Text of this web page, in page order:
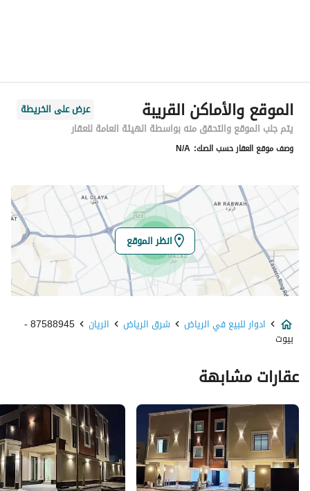
رقم المبنى
8102
الرقم الاضافي
خط العرض
24.71342920855219
خط الطول
46.78534739295726
تفاصيل العقار
نوع الإعلان
للبيع
استخدام العقار
سكني
السعر
المساحة
523.125
عدد الغرف
5
الموقع والأماكن القريبة
عرض على الخريطة
يتم جلب الموقع والتحقق منه بواسطة الهيئة العامة للعقار
وصف موقع العقار حسب الصك: N/A
انظر الموقع
ادوار للبيع في الرياض شرق الرياض الريان 87588945 -
بيوت
عقارات مشابهة